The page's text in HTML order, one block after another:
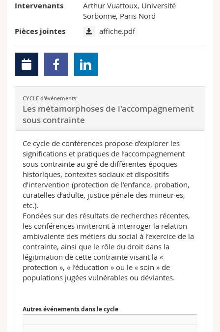
Intervenants
Arthur Vuattoux, Université
Sorbonne, Paris Nord
Pièces jointes affiche.pdf
CYCLE d'événements:
Les métamorphoses de l'accompagnement
sous contrainte
Ce cycle de conférences propose d’explorer les
significations et pratiques de l’accompagnement
sous contrainte au gré de différentes époques
historiques, contextes sociaux et dispositifs
d’intervention (protection de l’enfance, probation,
curatelles d’adulte, justice pénale des mineur∙es,
etc.).
Fondées sur des résultats de recherches récentes,
les conférences inviteront à interroger la relation
ambivalente des métiers du social à l’exercice de la
contrainte, ainsi que le rôle du droit dans la
légitimation de cette contrainte visant la «
protection », « l’éducation » ou le « soin » de
populations jugées vulnérables ou déviantes.
Autres événements dans le cycle